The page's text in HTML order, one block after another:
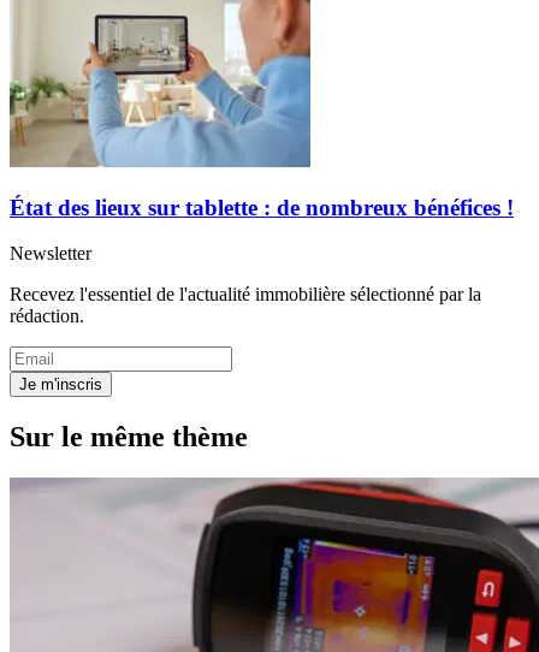
État des lieux sur tablette : de nombreux bénéfices !
Newsletter
Recevez l'essentiel de l'actualité immobilière sélectionné par la
rédaction.
Je m'inscris
Sur le même thème